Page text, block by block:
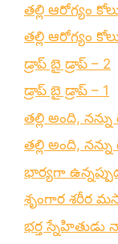
తల్లి ఆరోగ్యం
తల్లి ఆరోగ్యం
డ్రాప్ బై డ్రాప్ – 2
డ్రాప్ బై డ్రాప్ – 1
తల్లి అంది,
తల్లి అంది,
భార్యగా
శృంగార శరీర
భర్త